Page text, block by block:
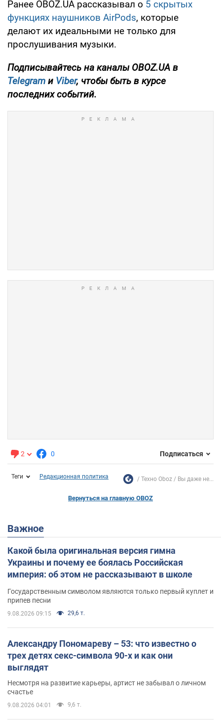
Ранее OBOZ.UA рассказывал о 5 скрытых
функциях наушников AirPods, которые
делают их идеальными не только для
прослушивания музыки.
Подписывайтесь на каналы OBOZ.UA в
Telegram и Viber, чтобы быть в курсе
последних событий.
2 0 Подписаться
Теги Редакционная политика Техно Oboz Вы даже не...
Вернуться на главную OBOZ
Важное
Какой была оригинальная версия гимна
Украины и почему ее боялась Российская
империя: об этом не рассказывают в школе
Государственным символом являются только первый куплет и
припев песни
9.08.2026 09:15 29,6 т.
Александру Пономареву – 53: что известно о
трех детях секс-символа 90-х и как они
выглядят
Несмотря на развитие карьеры, артист не забывал о личном
счастье
9.08.2026 04:01 9,6 т.